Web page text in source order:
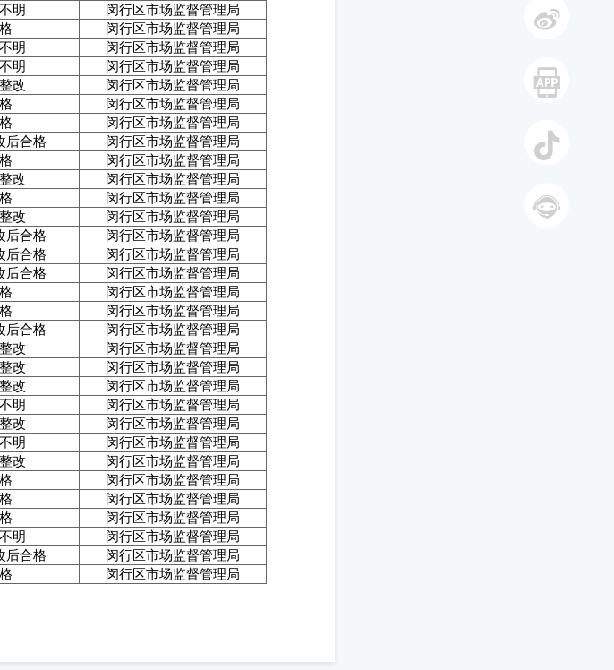
明
闵行区市场监督管理局
闵行区市场监督管理局
明
闵行区市场监督管理局
明
闵行区市场监督管理局
改
闵行区市场监督管理局
闵行区市场监督管理局
闵行区市场监督管理局
后合格
闵行区市场监督管理局
闵行区市场监督管理局
改
闵行区市场监督管理局
闵行区市场监督管理局
改
闵行区市场监督管理局
后合格
闵行区市场监督管理局
后合格
闵行区市场监督管理局
后合格
闵行区市场监督管理局
闵行区市场监督管理局
闵行区市场监督管理局
后合格
闵行区市场监督管理局
改
闵行区市场监督管理局
改
闵行区市场监督管理局
改
闵行区市场监督管理局
明
闵行区市场监督管理局
改
闵行区市场监督管理局
明
闵行区市场监督管理局
改
闵行区市场监督管理局
闵行区市场监督管理局
闵行区市场监督管理局
闵行区市场监督管理局
明
闵行区市场监督管理局
后合格
闵行区市场监督管理局
闵行区市场监督管理局
微博
手机